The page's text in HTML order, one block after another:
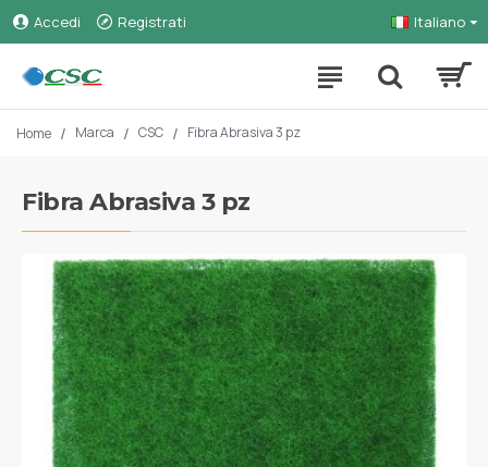
Accedi Registrati Italiano
Home Marca CSC Fibra Abrasiva 3 pz
Fibra Abrasiva 3 pz